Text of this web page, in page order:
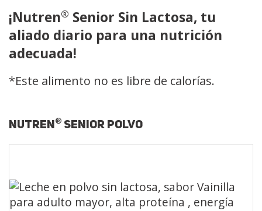
¡Nutren® Senior Sin Lactosa, tu
aliado diario para una nutrición
adecuada!
*Este alimento no es libre de calorías.
NUTREN® SENIOR POLVO